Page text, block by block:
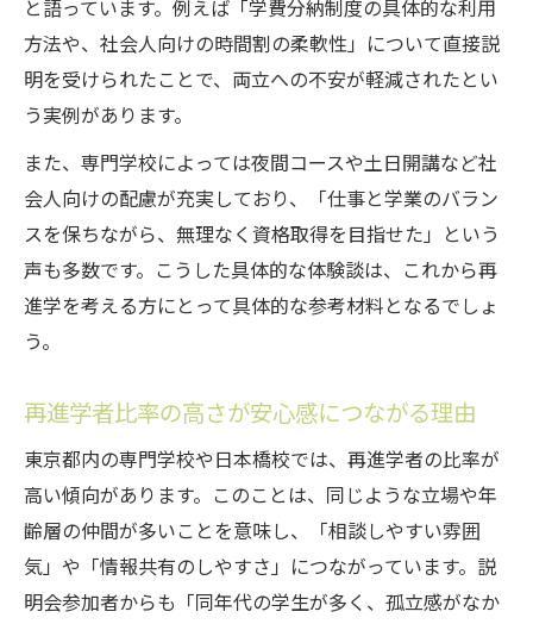
と語っています。例えば「学費分納制度の具体的な利用
方法や、社会人向けの時間割の柔軟性」について直接説
明を受けられたことで、両立への不安が軽減されたとい
う実例があります。
また、専門学校によっては夜間コースや土日開講など社
会人向けの配慮が充実しており、「仕事と学業のバラン
スを保ちながら、無理なく資格取得を目指せた」という
声も多数です。こうした具体的な体験談は、これから再
進学を考える方にとって具体的な参考材料となるでしょ
う。
再進学者比率の高さが安心感につながる理由
東京都内の専門学校や日本橋校では、再進学者の比率が
高い傾向があります。このことは、同じような立場や年
齢層の仲間が多いことを意味し、「相談しやすい雰囲
気」や「情報共有のしやすさ」につながっています。説
明会参加者からも「同年代の学生が多く、孤立感がなか